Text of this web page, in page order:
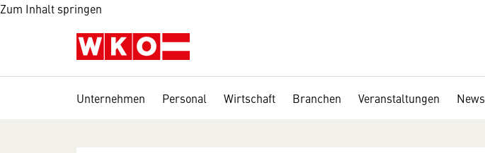
Zum Inhalt springen
Unternehmen Personal Wirtschaft Branchen Veranstaltungen News